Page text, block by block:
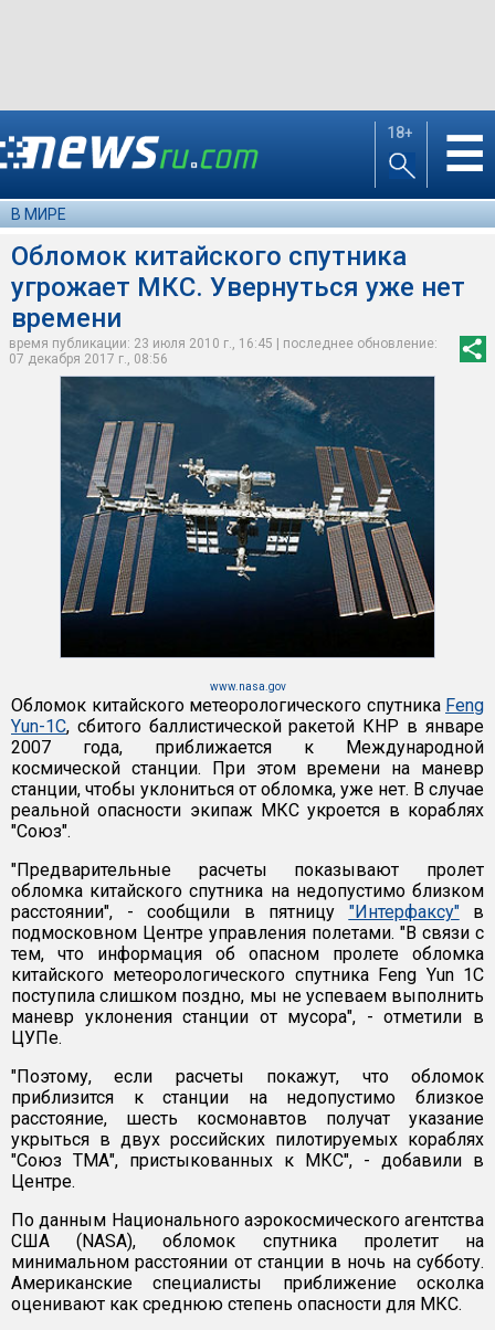
18+ ☰
В МИРЕ
Обломок китайского спутника
угрожает МКС. Увернуться уже нет
времени
время публикации: 23 июля 2010 г., 16:45 | последнее обновление:
07 декабря 2017 г., 08:56
www.nasa.gov
Обломок китайского метеорологического спутника Feng
Yun-1C, сбитого баллистической ракетой КНР в январе
2007 года, приближается к Международной
космической станции. При этом времени на маневр
станции, чтобы уклониться от обломка, уже нет. В случае
реальной опасности экипаж МКС укроется в кораблях
"Союз".
"Предварительные расчеты показывают пролет
обломка китайского спутника на недопустимо близком
расстоянии", - сообщили в пятницу "Интерфаксу"в
подмосковном Центре управления полетами. "В связи с
тем, что информация об опасном пролете обломка
китайского метеорологического спутника Feng Yun 1C
поступила слишком поздно, мы не успеваем выполнить
маневр уклонения станции от мусора", - отметили в
ЦУПе.
"Поэтому, если расчеты покажут, что обломок
приблизится к станции на недопустимо близкое
расстояние, шесть космонавтов получат указание
укрыться в двух российских пилотируемых кораблях
"Союз ТМА", пристыкованных к МКС", - добавили в
Центре.
По данным Национального аэрокосмического агентства
США (NASA), обломок спутника пролетит на
минимальном расстоянии от станции в ночь на субботу.
Американские специалисты приближение осколка
оценивают как среднюю степень опасности для МКС.